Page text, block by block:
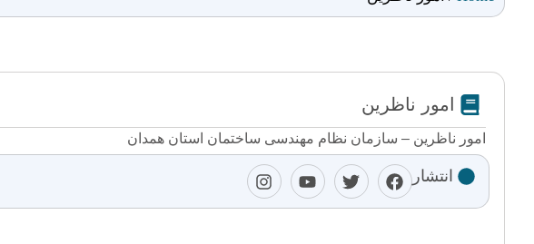
امور ناظرین
امور ناظرین – سازمان نظام مهندسی ساختمان استان همدان
انتشار